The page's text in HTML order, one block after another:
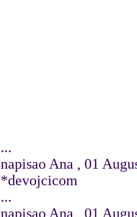
...
napisao Ana , 01
*devojcicom
...
napisao Ana , 01